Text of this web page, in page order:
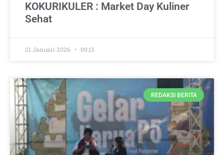
KOKURIKULER : Market Day Kuliner
Sehat
21 Januari 2026 09:13
REDAKSI BERITA